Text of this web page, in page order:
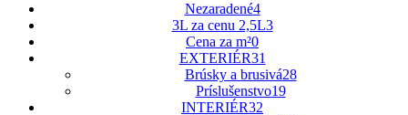
Nezaradené4
3L za cenu 2,5L3
Cena za m²0
EXTERIÉR31
Brúsky a brusivá28
Príslušenstvo19
INTERIÉR32